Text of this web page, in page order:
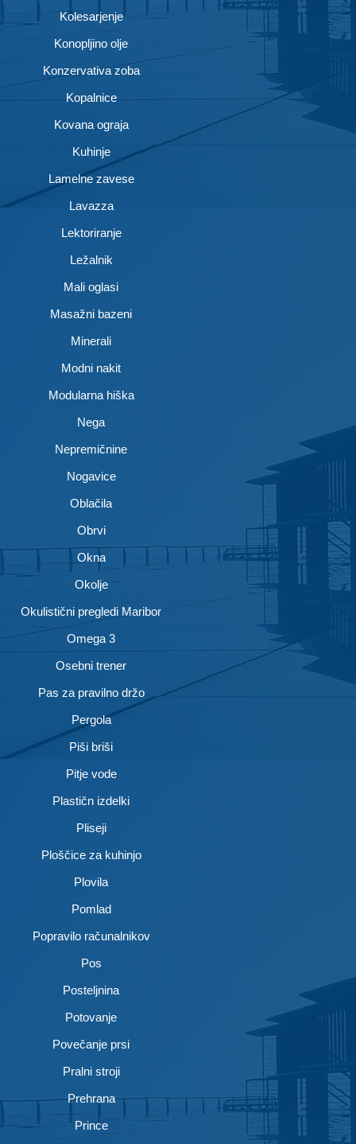
Kolesarjenje
Konopljino olje
Konzervativa zoba
Kopalnice
Kovana ograja
Kuhinje
Lamelne zavese
Lavazza
Lektoriranje
Ležalnik
Mali oglasi
Masažni bazeni
Minerali
Modni nakit
Modularna hiška
Nega
Nepremičnine
Nogavice
Oblačila
Obrvi
Okna
Okolje
Okulistični pregledi Maribor
Omega 3
Osebni trener
Pas za pravilno držo
Pergola
Piši briši
Pitje vode
Plastičn izdelki
Pliseji
Ploščice za kuhinjo
Plovila
Pomlad
Popravilo računalnikov
Pos
Posteljnina
Potovanje
Povečanje prsi
Pralni stroji
Prehrana
Prince